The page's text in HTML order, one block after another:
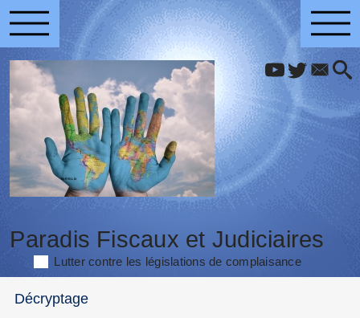
Paradis Fiscaux et Judiciaires
Lutter contre les législations de complaisance
Décryptage